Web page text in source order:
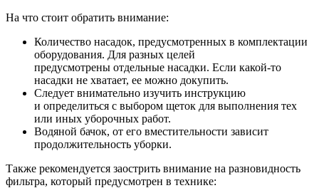
На что стоит обратить внимание:
Количество насадок, предусмотренных в комплектации
оборудования. Для разных целей
предусмотрены отдельные насадки. Если какой-то
насадки не хватает, ее можно докупить.
Следует внимательно изучить инструкцию
и определиться с выбором щеток для выполнения тех
или иных уборочных работ.
Водяной бачок, от его вместительности зависит
продолжительность уборки.
Также рекомендуется заострить внимание на разновидность
фильтра, который предусмотрен в технике: